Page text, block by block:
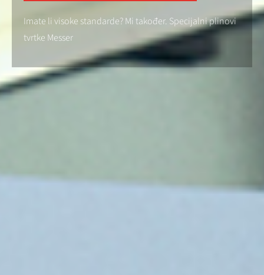
Imate li visoke standarde? Mi također. Specijalni plinovi
tvrtke Messer